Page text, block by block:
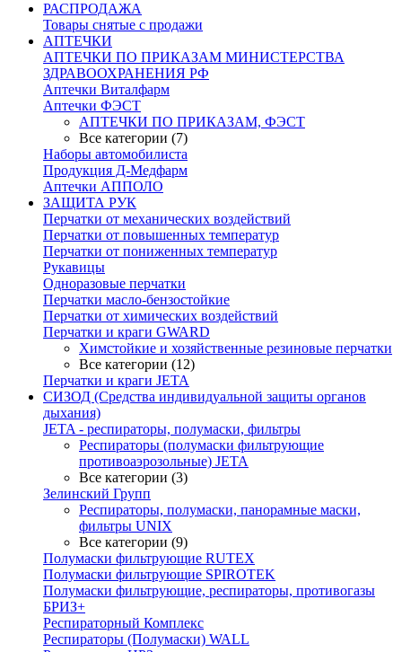
РАСПРОДАЖА
Товары снятые с продажи
АПТЕЧКИ
АПТЕЧКИ ПО ПРИКАЗАМ МИНИСТЕРСТВА
ЗДРАВООХРАНЕНИЯ РФ
Аптечки Виталфарм
Аптечки ФЭСТ
АПТЕЧКИ ПО ПРИКАЗАМ, ФЭСТ
Все категории (7)
Наборы автомобилиста
Продукция Д-Медфарм
Аптечки АППОЛО
ЗАЩИТА РУК
Перчатки от механических воздействий
Перчатки от повышенных температур
Перчатки от пониженных температур
Рукавицы
Одноразовые перчатки
Перчатки масло-бензостойкие
Перчатки от химических воздействий
Перчатки и краги GWARD
Химстойкие и хозяйственные резиновые перчатки
Все категории (12)
Перчатки и краги JETA
СИЗОД (Средства индивидуальной защиты органов
дыхания)
JETA - респираторы, полумаски, фильтры
Респираторы (полумаски фильтрующие
противоаэрозольные) JETA
Все категории (3)
Зелинский Групп
Респираторы, полумаски, панорамные маски,
фильтры UNIX
Все категории (9)
Полумаски фильтрующие RUTEX
Полумаски фильтрующие SPIROTEK
Полумаски фильтрующие, респираторы, противогазы
БРИЗ+
Респираторный Комплекс
Респираторы (Полумаски) WALL